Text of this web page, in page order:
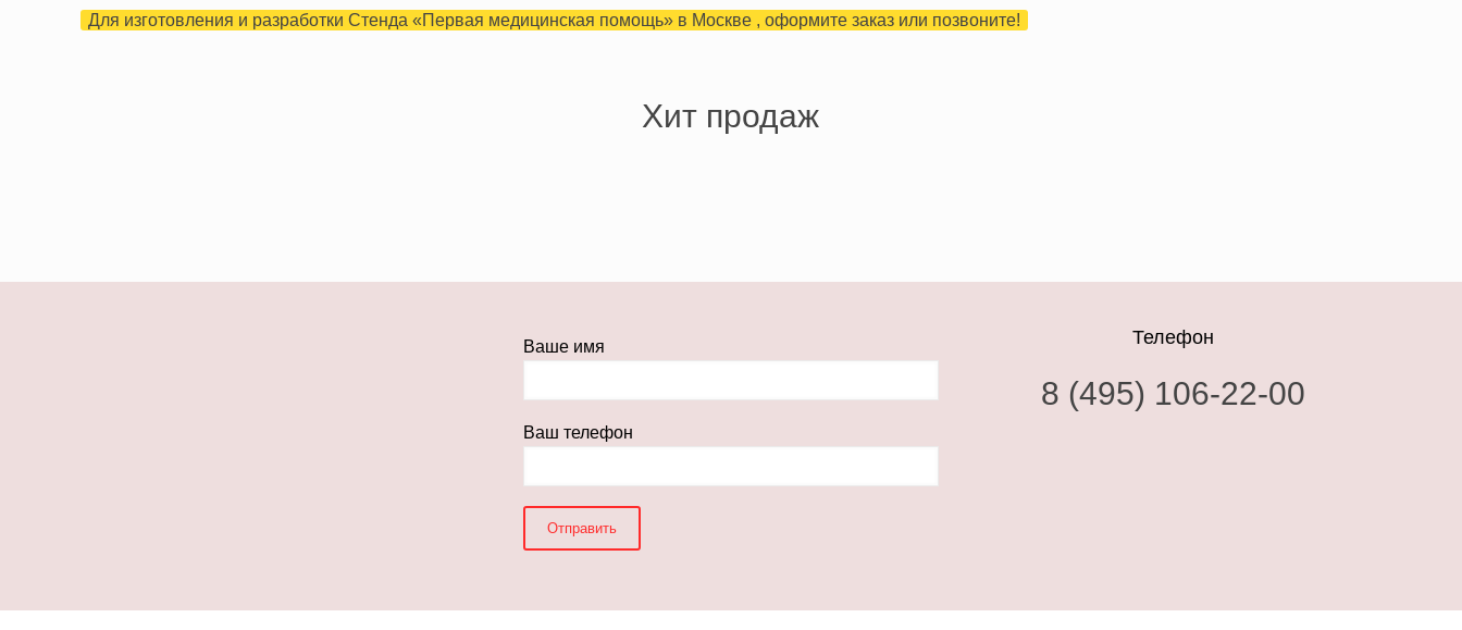
Для изготовления и разработки Стенда «Первая медицинская помощь» в Москве , оформите заказ или позвоните!
Хит продаж
Ваше имя
Ваш телефон
Телефон
8 (495) 106-22-00